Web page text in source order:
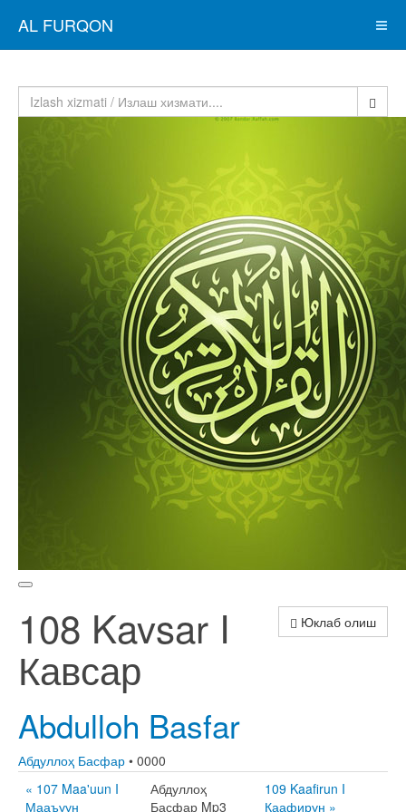
AL FURQON
Юклаб олиш
108 Kavsar I
Кавсар
Abdulloh Basfar
Абдуллоҳ Басфар • 0000
« 107 Maa'uun I
Мааъуун
Абдуллоҳ
Басфар Mp3
109 Kaafirun I
Каафирун »